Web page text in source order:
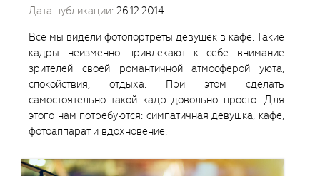
Дата публикации: 26.12.2014
Все мы видели фотопортреты девушек в кафе. Такие
кадры неизменно привлекают к себе внимание
зрителей своей романтичной атмосферой уюта,
спокойствия, отдыха. При этом сделать
самостоятельно такой кадр довольно просто. Для
этого нам потребуются: симпатичная девушка, кафе,
фотоаппарат и вдохновение.